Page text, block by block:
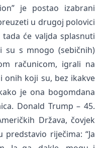
je postao izabrani
u drugoj polovici
će valjda splasnuti
su s mnogo (sebičnih)
računicom, igrali na
onih koji su, bez ikakve
je ona bogomdana
Donald Trump – 45.
Država, čovjek
riječima: “Ja